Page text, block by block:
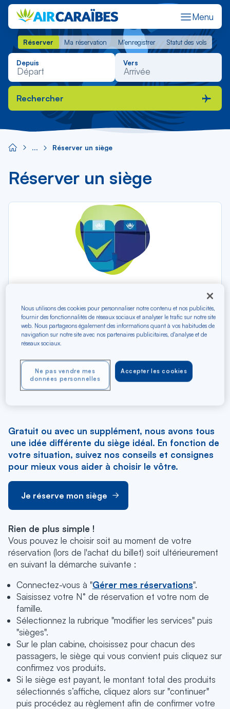
Menu
Réserver Ma réservation M'enregistrer Statut des vols
Réserver Ma réservation M'enregistrer Statut des vols
Depuis Vers
Rechercher
Réserver un siège
Réserver un siège
Gratuit ou avec un supplément, nous avons tous
une idée différente du siège idéal.
En fonction de votre situation, suivez nos
conseils et consignes pour mieux vous aider à
choisir le vôtre.
Comment faire ?
Gratuit ou avec un supplément, nous avons tous
une idée différente du siège idéal. En fonction de
votre situation, suivez nos conseils et consignes
pour mieux vous aider à choisir le vôtre.
Je réserve mon siège
Rien de plus simple !
Vous pouvez le choisir soit au moment de votre
réservation (lors de l'achat du billet) soit ultérieurement
en suivant la démarche suivante :
Connectez-vous à "Gérer mes réservations".
Saisissez votre N° de réservation et votre nom de
famille.
Sélectionnez la rubrique "modifier les services" puis
"sièges".
Sur le plan cabine, choisissez pour chacun des
passagers, le siège qui vous convient puis cliquez sur
confirmez vos produits.
Si le siège est payant, le montant total des produits
sélectionnés s’affiche, cliquez alors sur "continuer"
puis procédez au règlement afin de confirmer votre
Nous utilisons des cookies pour personnaliser notre contenu et nos publicités,
fournir des fonctionnalités de réseaux sociaux et analyser le trafic sur notre site
web. Nous partageons également des informations quant à vos habitudes de
navigation sur notre site avec nos partenaires publicitaires, d'analyse et de
réseaux sociaux.
Accepter les cookies
Ne pas vendre mes
données personnelles